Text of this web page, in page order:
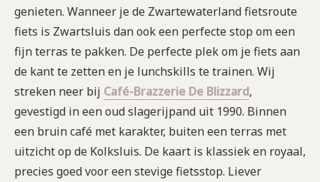
genieten. Wanneer je de Zwartewaterland fietsroute
fiets is Zwartsluis dan ook een perfecte stop om een
fijn terras te pakken. De perfecte plek om je fiets aan
de kant te zetten en je lunchskills te trainen. Wij
streken neer bij Café-Brazzerie De Blizzard,
gevestigd in een oud slagerijpand uit 1990. Binnen
een bruin café met karakter, buiten een terras met
uitzicht op de Kolksluis. De kaart is klassiek en royaal,
precies goed voor een stevige fietsstop. Liever